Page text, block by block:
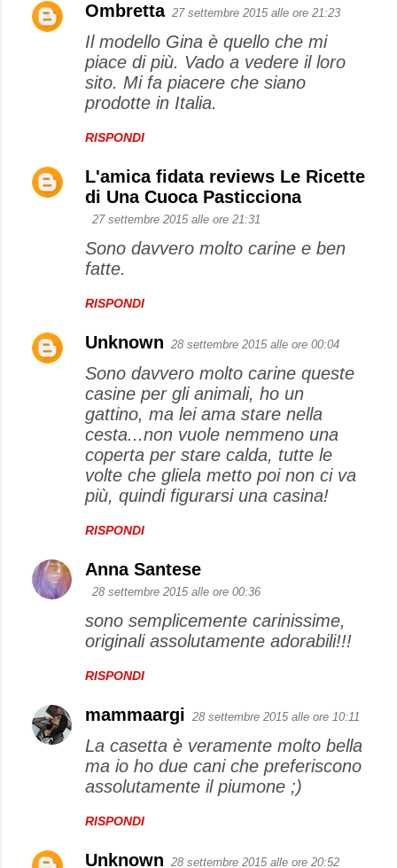
Ombretta 27 settembre 2015 alle ore 21:23
Il modello Gina è quello che mi
piace di più. Vado a vedere il loro
sito. Mi fa piacere che siano
prodotte in Italia.
RISPONDI
L'amica fidata reviews Le Ricette
di Una Cuoca Pasticciona
27 settembre 2015 alle ore 21:31
Sono davvero molto carine e ben
fatte.
RISPONDI
Unknown 28 settembre 2015 alle ore 00:04
Sono davvero molto carine queste
casine per gli animali, ho un
gattino, ma lei ama stare nella
cesta...non vuole nemmeno una
coperta per stare calda, tutte le
volte che gliela metto poi non ci va
più, quindi figurarsi una casina!
RISPONDI
Anna Santese
28 settembre 2015 alle ore 00:36
sono semplicemente carinissime,
originali assolutamente adorabili!!!
RISPONDI
mammaargi 28 settembre 2015 alle ore 10:11
La casetta è veramente molto bella
ma io ho due cani che preferiscono
assolutamente il piumone ;)
RISPONDI
Unknown 28 settembre 2015 alle ore 20:52